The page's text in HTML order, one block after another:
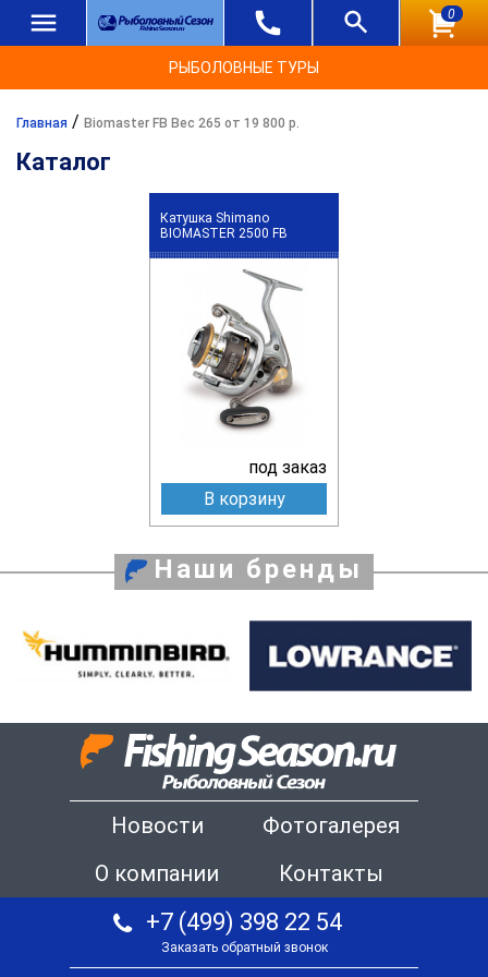
0
РЫБОЛОВНЫЕ ТУРЫ
Главная / Biomaster FB Вес 265 от 19 800 р.
Каталог
Катушка Shimano
BIOMASTER 2500 FB
под заказ
В корзину
Наши бренды
Новости
Фотогалерея
О компании
Контакты
+7 (499) 398 22 54
Заказать обратный звонок